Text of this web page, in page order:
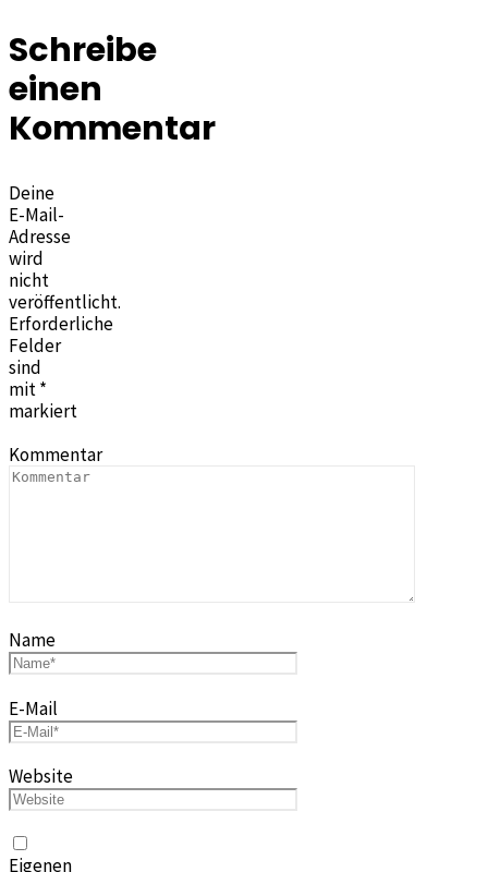
Schreibe
einen
Kommentar
Deine
E-Mail-
Adresse
wird
nicht
veröffentlicht.
Erforderliche
Felder
sind
mit*
markiert
Kommentar
Name
E-Mail
Website
Eigenen